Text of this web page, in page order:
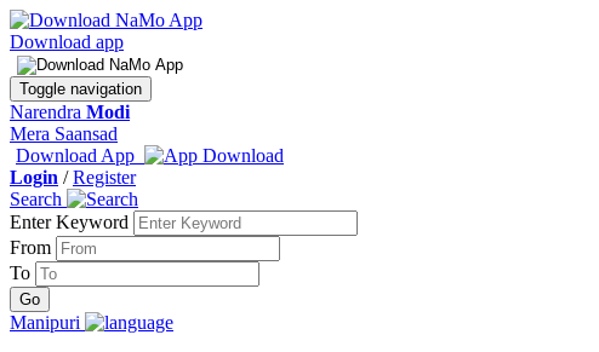
Download app
Toggle navigation
Narendra Modi
Mera Saansad
Download App
Login /Register
Search
Enter Keyword
From
To
Manipuri